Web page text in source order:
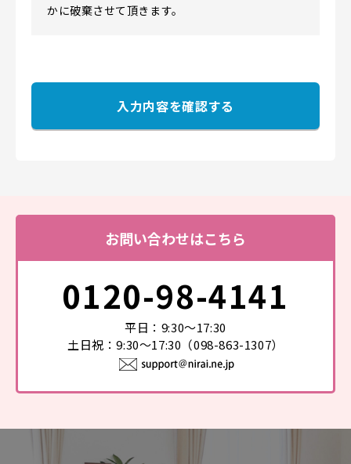
かに破棄させて頂きます。
入力内容を確認する
お問い合わせはこちら
0120-98-4141
平日：9:30～17:30
土日祝：9:30～17:30（098-863-1307）